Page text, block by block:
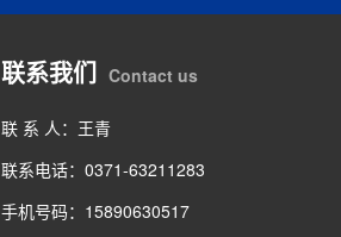
联系我们 Contact us
联 系 人：王青
联系电话：0371-63211283
手机号码：15890630517